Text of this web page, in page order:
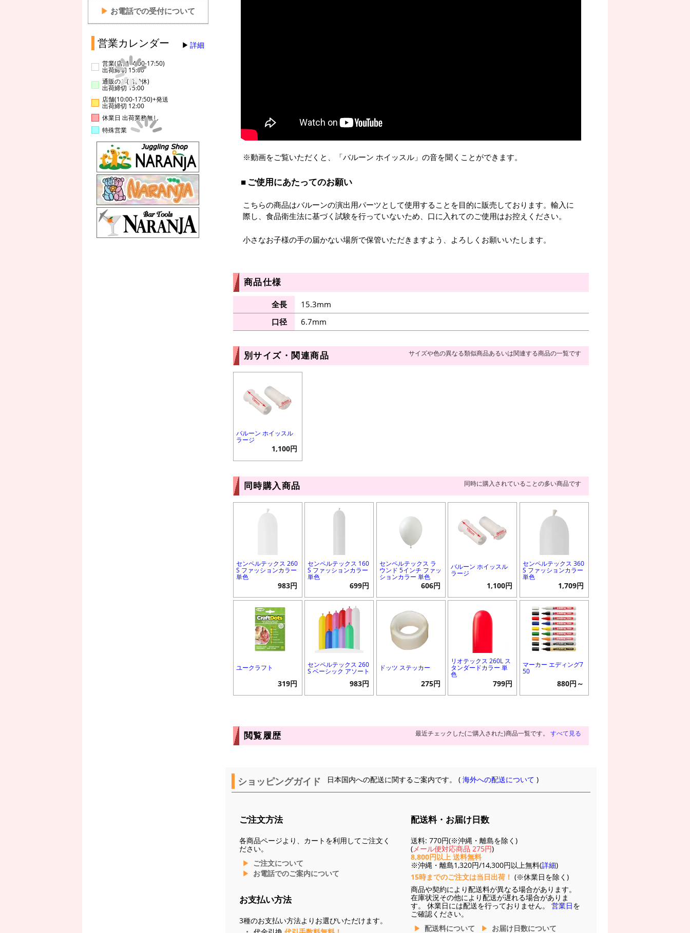
▶ お電話での受付について
営業カレンダー 詳細
営業(店舗14:00-17:50)
出荷締切 15:00
通販のみ(店舗休)
出荷締切 15:00
店舗(10:00-17:50)+発送
出荷締切 12:00
休業日 出荷業務無し
特殊営業
※動画をご覧いただくと、「バルーン ホイッスル」の音を聞くことができます。
ご使用にあたってのお願い
こちらの商品はバルーンの演出用パーツとして使用することを目的に販売しております。輸入に
際し、食品衛生法に基づく試験を行っていないため、口に入れてのご使用はお控えください。
小さなお子様の手の届かない場所で保管いただきますよう、よろしくお願いいたします。
商品仕様
全長
15.3mm
口径
6.7mm
別サイズ・関連商品 サイズや色の異なる類似商品あるいは関連する商品の一覧です
バルーン ホイッスル
ラージ
1,100円
同時購入商品 同時に購入されていることの多い商品です
センペルテックス 260
S ファッションカラー
単色
983円
センペルテックス 160
S ファッションカラー
単色
699円
センペルテックス ラ
ウンド 5インチ ファッ
ションカラー 単色
606円
バルーン ホイッスル
ラージ
1,100円
センペルテックス 360
S ファッションカラー
単色
1,709円
ユークラフト
319円
センペルテックス 260
S ベーシック アソート
983円
ドッツ ステッカー
275円
リオテックス 260L ス
タンダードカラー 単
色
799円
マーカー エディング7
50
880円～
閲覧履歴 最近チェックした(ご購入された)商品一覧です。 すべて見る
ショッピングガイド 日本国内への配送に関するご案内です。 (海外への配送について )
ご注文方法
各商品ページより、カートを利用してご注文く
ださい。
ご注文について
お電話でのご案内について
お支払い方法
3種のお支払い方法よりお選びいただけます。
配送料・お届け日数
送料: 770円(※沖縄・離島を除く)
(メール便対応商品 275円)
8,800円以上 送料無料
※沖縄・離島1,320円/14,300円以上無料(詳細)
15時までのご注文は当日出荷！ (※休業日を除く)
商品や契約により配送料が異なる場合があります。
在庫状況その他により配送が遅れる場合がありま
す。 休業日には配送を行っておりません。 営業日を
ご確認ください。
配送料について
お届け日数について